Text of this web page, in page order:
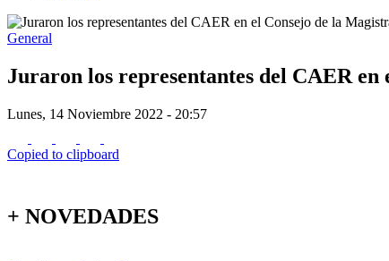
General
Juraron los representantes del CAER
Lunes, 14 Noviembre 2022 - 20:57
Copied to clipboard
+ NOVEDADES